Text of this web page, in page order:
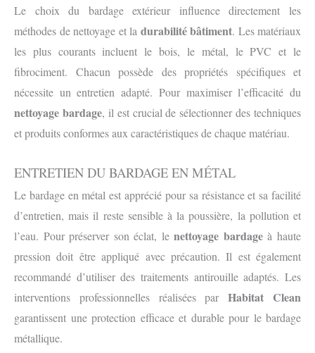
Le choix du bardage extérieur influence directement les
méthodes de nettoyage et la durabilité bâtiment. Les matériaux
les plus courants incluent le bois, le métal, le PVC et le
fibrociment. Chacun possède des propriétés spécifiques et
nécessite un entretien adapté. Pour maximiser l’efficacité du
nettoyage bardage, il est crucial de sélectionner des techniques
et produits conformes aux caractéristiques de chaque matériau.
ENTRETIEN DU BARDAGE EN MÉTAL
Le bardage en métal est apprécié pour sa résistance et sa facilité
d’entretien, mais il reste sensible à la poussière, la pollution et
l’eau. Pour préserver son éclat, lenettoyage bardageà haute
pression doit être appliqué avec précaution. Il est également
recommandé d’utiliser des traitements antirouille adaptés. Les
interventions professionnelles réalisées parHabitat Clean
garantissent une protection efficace et durable pour le bardage
métallique.